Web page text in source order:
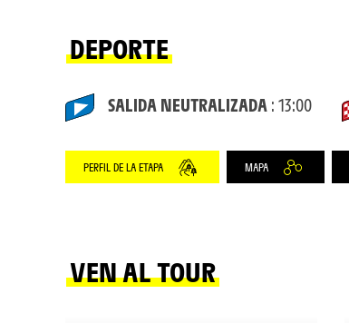
DEPORTE
SALIDA NEUTRALIZADA : 13:00
PERFIL DE LA ETAPA MAPA
VEN AL TOUR